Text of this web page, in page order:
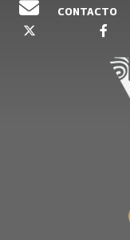
CONTACTO